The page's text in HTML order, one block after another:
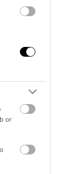
or